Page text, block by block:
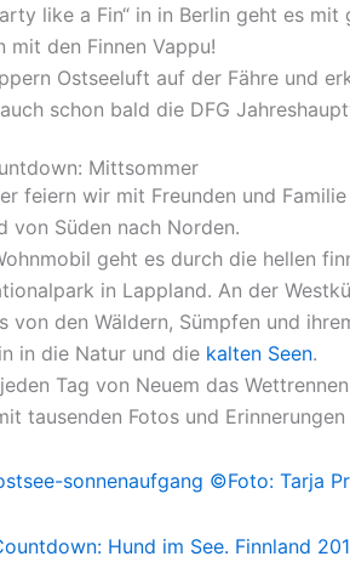
like a Fin“ in in Berlin geht es
mit den Finnen Vappu!
Ostseeluft auf der Fähre und
schon bald die DFG
Mittsommer
feiern wir mit Freunden und
von Süden nach Norden.
geht es durch die hellen
in Lappland. An der
von den Wäldern, Sümpfen und
in die Natur und die kalten Seen.
Tag von Neuem das
tausenden Fotos und